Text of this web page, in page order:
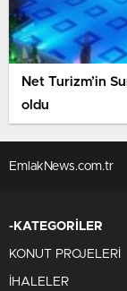
Net Turizm’in
oldu
EmlakNews.com.tr
-KATEGORİLER
KONUT PROJELERİ
İHALELER